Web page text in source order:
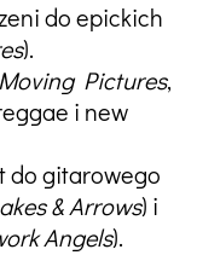
do epickich
).
Moving Pictures,
i new
do gitarowego
& Arrows) i
Angels).